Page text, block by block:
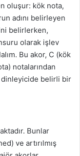
oluşur: kök nota,
adını belirleyen
belirlerken,
olarak işlev
Bu akor, C (kök
notalarından
dinleyicide belirli bir
Bunlar
ve artırılmış